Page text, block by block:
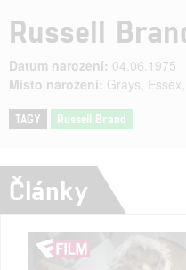
Russell
Datum narození: 04.06.1975
Místo narození: Grays,
TAGY Russell Brand
Články